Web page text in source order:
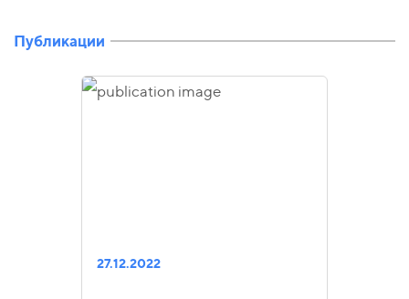
Публикации
27.12.2022